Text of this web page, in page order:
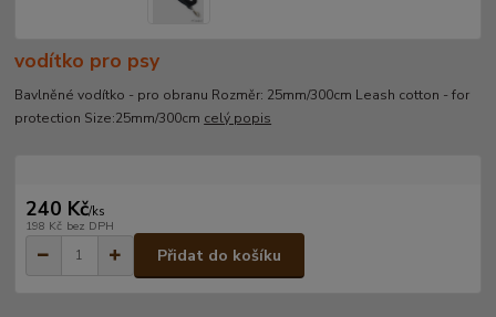
vodítko pro psy
Bavlněné vodítko - pro obranu Rozměr: 25mm/300cm Leash cotton - for
protection Size:25mm/300cm celý popis
240 Kč/ks
198 Kč bez DPH
Přidat do košíku